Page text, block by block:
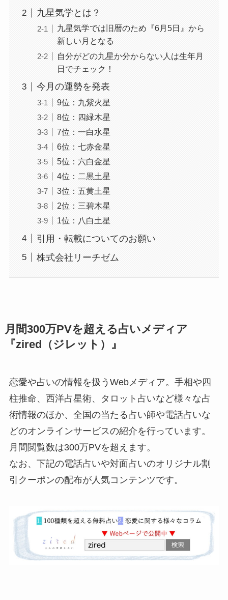
九星気学とは？
九星気学では旧暦のため『6月5日』から
新しい月となる
自分がどの九星か分からない人は生年月
日でチェック！
今月の運勢を発表
9位：九紫火星
8位：四緑木星
7位：一白水星
6位：七赤金星
5位：六白金星
4位：二黒土星
3位：五黄土星
2位：三碧木星
1位：八白土星
引用・転載についてのお願い
株式会社リーチゼム
月間300万PVを超える占いメディア
『zired（ジレット）』
恋愛や占いの情報を扱うWebメディア。手相や四
柱推命、西洋占星術、タロット占いなど様々な占
術情報のほか、全国の当たる占い師や電話占いな
どのオンラインサービスの紹介を行っています。
月間閲覧数は300万PVを超えます。
なお、下記の電話占いや対面占いのオリジナル割
引クーポンの配布が人気コンテンツです。